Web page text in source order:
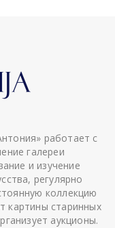
работает с
галереи
и изучение
регулярно
коллекцию
картины старинных
аукционы.